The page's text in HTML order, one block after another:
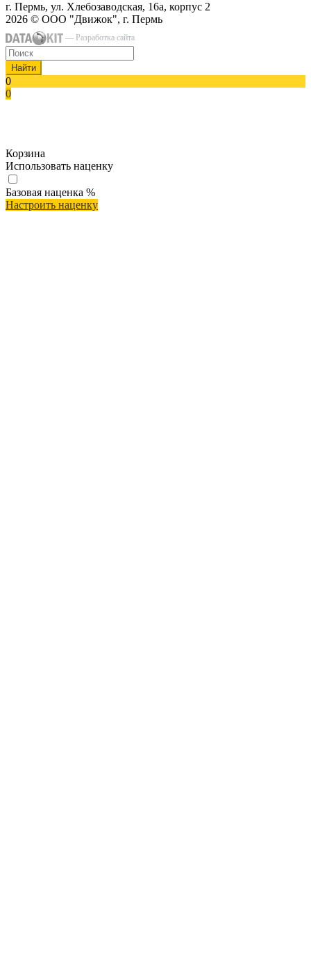
г. Пермь, ул. Хлебозаводская, 16а, корпус 2
2026 © ООО "Движок", г. Пермь
— Разработка сайта
Найти
0
0
Корзина
Использовать наценку
Базовая наценка %
Настроить наценку